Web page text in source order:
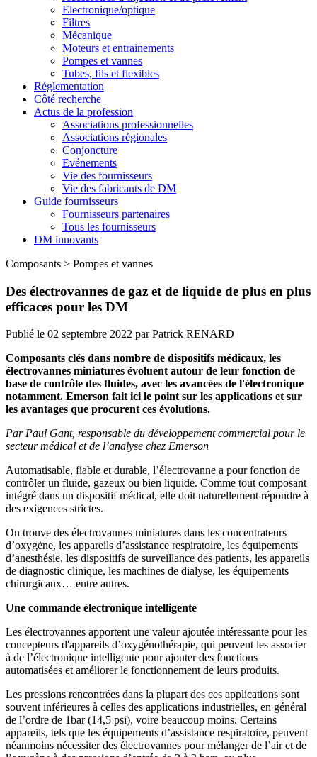
Electronique/optique
Filtres
Mécanique
Moteurs et entrainements
Pompes et vannes
Tubes, fils et flexibles
Réglementation
Côté recherche
Actus de la profession
Associations professionnelles
Associations régionales
Conjoncture
Evénements
Vie des fournisseurs
Vie des fabricants de DM
Guide fournisseurs
Fournisseurs partenaires
Tous les fournisseurs
DM innovants
Composants > Pompes et vannes
Des électrovannes de gaz et de liquide de plus en plus
efficaces pour les DM
Publié le 02 septembre 2022 parPatrick RENARD
Composants clés dans nombre de dispositifs médicaux, les
électrovannes miniatures évoluent autour de leur fonction de
base de contrôle des fluides, avec les avancées de l'électronique
notamment. Emerson fait ici le point sur les applications et sur
les avantages que procurent ces évolutions.
Par Paul Gant, responsable du développement commercial pour le
secteur médical et de l’analyse chez Emerson
Automatisable, fiable et durable, l’électrovanne a pour fonction de
contrôler un fluide, gazeux ou bien liquide. Comme tout composant
intégré dans un dispositif médical, elle doit naturellement répondre à
des exigences strictes.
On trouve des électrovannes miniatures dans les concentrateurs
d’oxygène, les appareils d’assistance respiratoire, les équipements
d’anesthésie, les dispositifs de surveillance des patients, les appareils
de diagnostic clinique, les machines de dialyse, les équipements
chirurgicaux… entre autres.
Une commande électronique intelligente
Les électrovannes apportent une valeur ajoutée intéressante pour les
concepteurs d'appareils d’oxygénothérapie, qui peuvent les associer
à de l’électronique intelligente pour ajouter des fonctions
automatisées et améliorer le fonctionnement de leurs produits.
Les pressions rencontrées dans la plupart des ces applications sont
souvent inférieures à celles des applications industrielles, en général
de l’ordre de 1bar (14,5 psi), voire beaucoup moins. Certains
appareils, tels que les équipements d’assistance respiratoire, peuvent
néanmoins nécessiter des électrovannes pour mélanger de l’air et de